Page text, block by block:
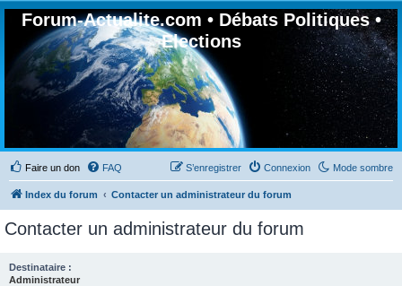
Forum-Actualite.com • Débats Politiques •
Elections
Faire un don Mode sombre
FAQ Connexion
S’enregistrer
Index du forum Contacter un administrateur du forum
Contacter un administrateur du forum
Destinataire :
Administrateur